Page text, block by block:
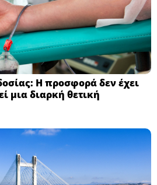
H προσφορά δεν έχει
μια διαρκή θετική